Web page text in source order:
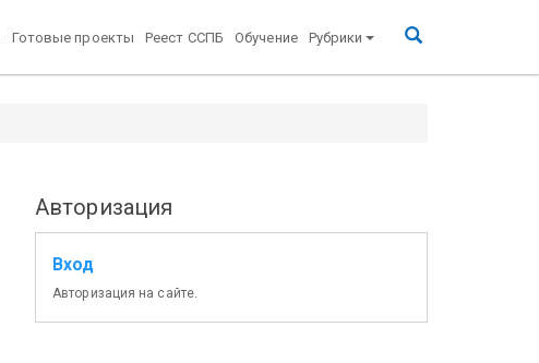
Готовые проекты Реест ССПБ Обучение Рубрики
Авторизация
Вход
Авторизация на сайте.